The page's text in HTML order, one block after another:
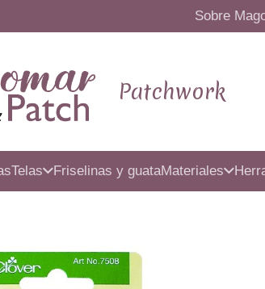
Sobre
Patchwork
Telas Friselinas y guataMateriales